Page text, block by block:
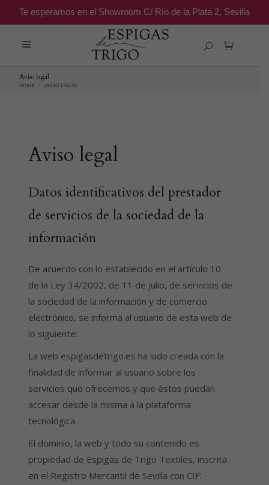
Te esperamos en el Showroom C/ Río de la Plata 2, Sevilla
Aviso legal
HOME / AVISO LEGAL
Aviso legal
Datos identificativos del prestador
de servicios de la sociedad de la
información
De acuerdo con lo establecido en el artículo 10
de la Ley 34/2002, de 11 de julio, de servicios de
la sociedad de la información y de comercio
electrónico, se informa al usuario de esta web de
lo siguiente:
La web espigasdetrigo.es ha sido creada con la
finalidad de informar al usuario sobre los
servicios que ofrecemos y que éstos puedan
accesar desde la misma a la plataforma
tecnológica.
El dominio, la web y todo su contenido es
propiedad de Espigas de Trigo Textiles, inscrita
en el Registro Mercantil de Sevilla con CIF: